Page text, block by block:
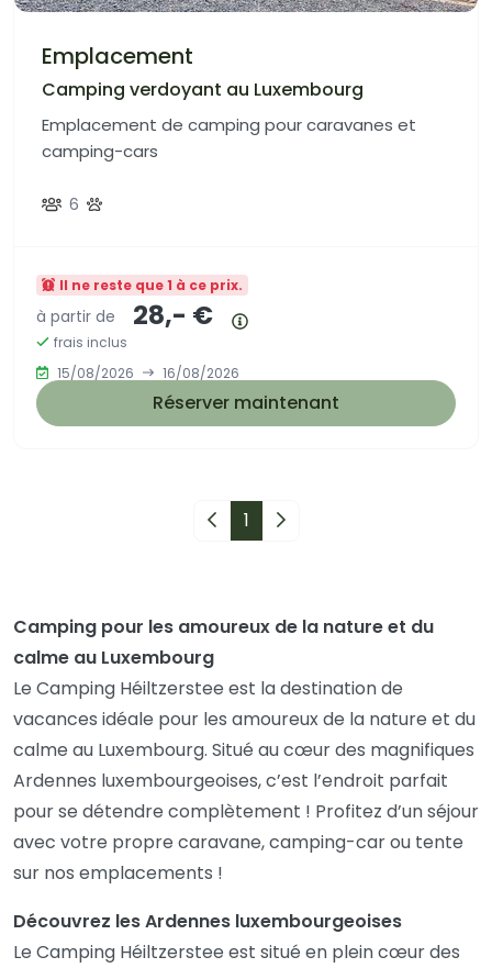
Emplacement
Camping verdoyant au Luxembourg
Emplacement de camping pour caravanes et
camping-cars
6
Il ne reste que 1 à ce prix.
à partir de 28,- €
frais inclus
15/08/2026
16/08/2026
Réserver maintenant
Page précédente
1 Page suivante
Camping pour les amoureux de la nature et du
calme au Luxembourg
Le Camping Héiltzerstee est la destination de
vacances idéale pour les amoureux de la nature et du
calme au Luxembourg. Situé au cœur des magnifiques
Ardennes luxembourgeoises, c’est l’endroit parfait
pour se détendre complètement ! Profitez d’un séjour
avec votre propre caravane, camping-car ou tente
sur nos emplacements !
Découvrez les Ardennes luxembourgeoises
Le Camping Héiltzerstee est situé en plein cœur des